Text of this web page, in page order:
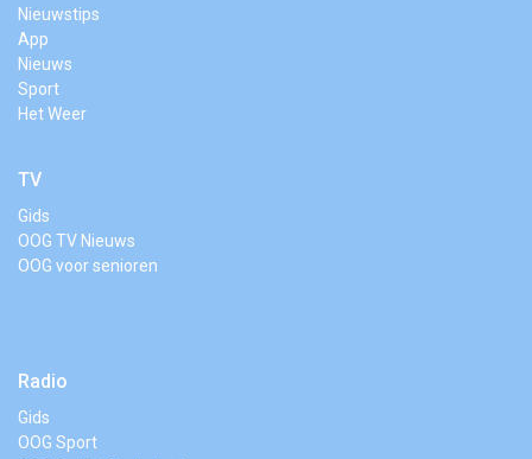
Nieuwstips
App
Nieuws
Sport
Het Weer
TV
Gids
OOG TV Nieuws
OOG voor senioren
Radio
Gids
OOG Sport